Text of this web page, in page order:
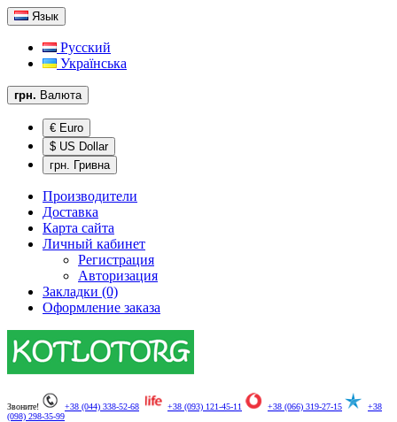
Язык
Русский
Українська
грн. Валюта
€ Euro
$ US Dollar
грн. Гривна
Производители
Доставка
Карта сайта
Личный кабинет
Регистрация
Авторизация
Закладки (0)
Оформление заказа
Звоните! +38 (044) 338-52-68 +38 (093) 121-45-11 +38 (066) 319-27-15
+38
(098) 298-35-99